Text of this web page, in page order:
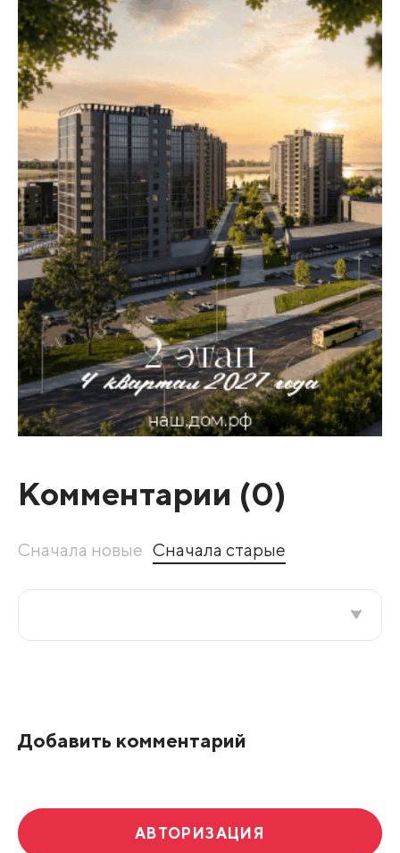
Комментарии (0)
Сначала новые Сначала старые
Добавить комментарий
АВТОРИЗАЦИЯ